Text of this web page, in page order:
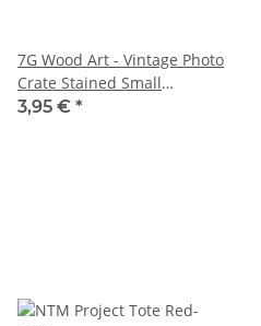
7G Wood Art - Vintage Photo
Crate Stained Small
8.9x7x6.4 cm
3,95 € *